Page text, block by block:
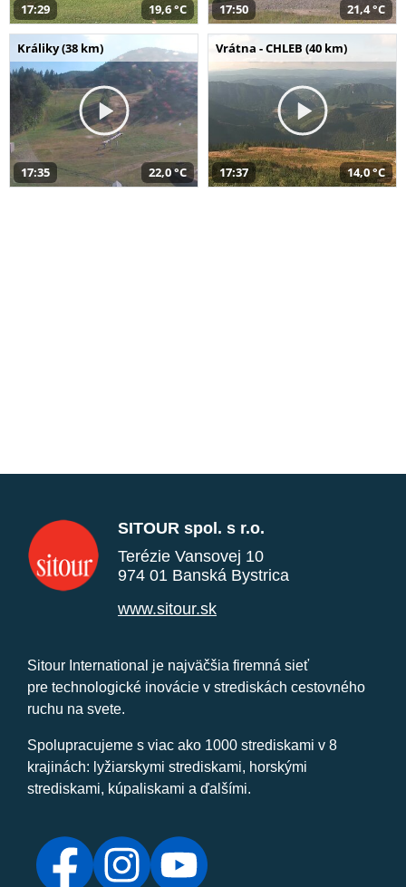
17:29 19,6 °C 17:50 21,4 °C
Králiky (38 km)
17:35 22,0 °C
Vrátna - CHLEB (40 km)
17:37 14,0 °C
SITOUR spol. s r.o.
Terézie Vansovej 10
974 01 Banská Bystrica
www.sitour.sk
Sitour International je najväčšia firemná sieť
pre technologické inovácie v strediskách cestovného
ruchu na svete.
Spolupracujeme s viac ako 1000 strediskami v 8
krajinách: lyžiarskymi strediskami, horskými
strediskami, kúpaliskami a ďalšími.